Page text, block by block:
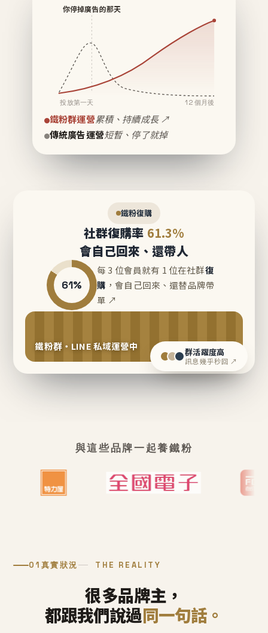
你停掉廣告的那天
投放第一天 12 個月後
鐵粉群運營累積、持續成長 ↗
傳統廣告運營短暫、停了就掉
鐵粉復購
社群復購率 61.3%
會自己回來、還帶人
61%
每 3 位會員就有 1 位在社群復
購 ，會自己回來、還替品牌帶
單 ↗
鐵粉群・LINE 私域運營中 群活躍度高
訊息幾乎秒回 ↗
與這些品牌一起養鐵粉
01 真實狀況 THE REALITY
很多品牌主，
都跟我們說過同一句話。